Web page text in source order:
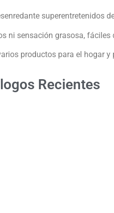
superentretenidos
ni sensación grasosa, fáciles
productos para el hogar
Recientes